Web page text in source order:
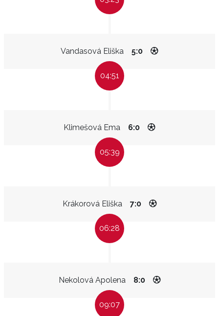
Vandasová Eliška 5:0
04:51
Klimešová Ema 6:0
05:39
Krákorová Eliška 7:0
06:28
Nekolová Apolena 8:0
09:07